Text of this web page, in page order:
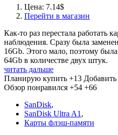
Цена: 7.14$
Перейти в магазин
Как-то раз перестала работать
наблюдения. Сразу была
16Gb. Этого мало, поэтому
64Gb в количестве двух штук.
читать дальше
Планирую купить +13
Обзор понравился +54 +66
SanDisk,
SanDisk Ultra A1 ,
Карты флэш-памяти